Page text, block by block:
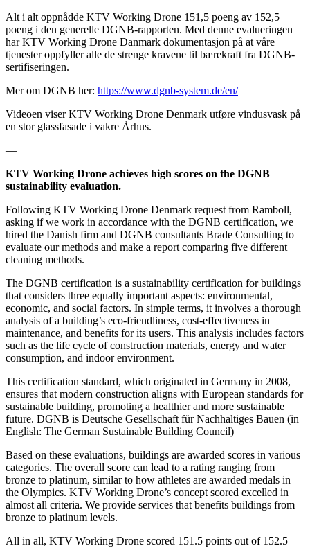
Alt i alt oppnådde KTV Working Drone 151,5 poeng av 152,5
poeng i den generelle DGNB-rapporten. Med denne evalueringen
har KTV Working Drone Danmark dokumentasjon på at våre
tjenester oppfyller alle de strenge kravene til bærekraft fra DGNB-
sertifiseringen.
Mer om DGNB her: https://www.dgnb-system.de/en/
Videoen viser KTV Working Drone Denmark utføre vindusvask på
en stor glassfasade i vakre Århus.
—
KTV Working Drone achieves high scores on the DGNB
sustainability evaluation.
Following KTV Working Drone Denmark request from Ramboll,
asking if we work in accordance with the DGNB certification, we
hired the Danish firm and DGNB consultants Brade Consulting to
evaluate our methods and make a report comparing five different
cleaning methods.
The DGNB certification is a sustainability certification for buildings
that considers three equally important aspects: environmental,
economic, and social factors. In simple terms, it involves a thorough
analysis of a building’s eco-friendliness, cost-effectiveness in
maintenance, and benefits for its users. This analysis includes factors
such as the life cycle of construction materials, energy and water
consumption, and indoor environment.
This certification standard, which originated in Germany in 2008,
ensures that modern construction aligns with European standards for
sustainable building, promoting a healthier and more sustainable
future. DGNB is Deutsche Gesellschaft für Nachhaltiges Bauen (in
English: The German Sustainable Building Council)
Based on these evaluations, buildings are awarded scores in various
categories. The overall score can lead to a rating ranging from
bronze to platinum, similar to how athletes are awarded medals in
the Olympics. KTV Working Drone’s concept scored excelled in
almost all criteria. We provide services that benefits buildings from
bronze to platinum levels.
All in all, KTV Working Drone scored 151.5 points out of 152.5